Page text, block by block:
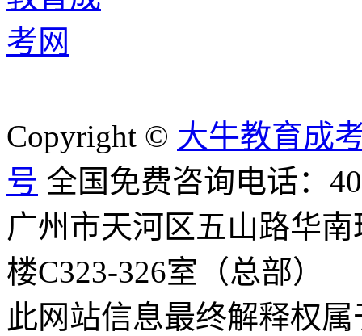
Copyright © 大牛教育成
号 全国免费咨询电话：
广州市天河区五山路华
楼C323-326室（总部）
此网站信息最终解释权